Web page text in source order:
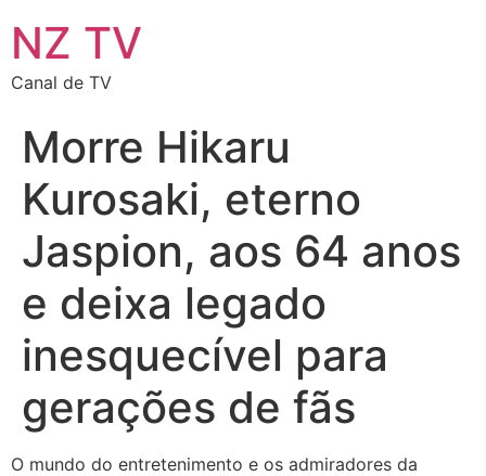
NZ TV
Canal de TV
Morre Hikaru
Kurosaki, eterno
Jaspion, aos 64 anos
e deixa legado
inesquecível para
gerações de fãs
O mundo do entretenimento e os admiradores da